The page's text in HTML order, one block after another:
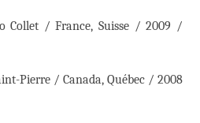
Collet / France, Suisse / 2009 /
Pierre / Canada, Québec / 2008